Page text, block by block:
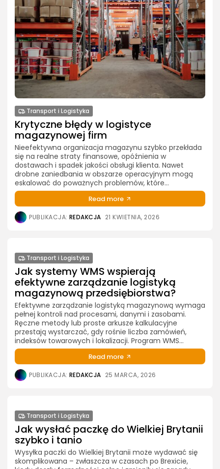
Transport i Logistyka
Krytyczne błędy w logistyce
magazynowej firm
Nieefektywna organizacja magazynu szybko przekłada
się na realne straty finansowe, opóźnienia w
dostawach i spadek jakości obsługi klienta. Nawet
drobne zaniedbania w obszarze operacyjnym mogą
eskalować do poważnych problemów, które...
Read more
PUBLIKACJA: REDAKCJA 21 KWIETNIA, 2026
Transport i Logistyka
Jak systemy WMS wspierają
efektywne zarządzanie logistyką
magazynową przedsiębiorstwa?
Efektywne zarządzanie logistyką magazynową wymaga
pełnej kontroli nad procesami, danymi i zasobami.
Ręczne metody lub proste arkusze kalkulacyjne
przestają wystarczać, gdy rośnie liczba zamówień,
indeksów towarowych i lokalizacji. Program WMS...
Read more
PUBLIKACJA: REDAKCJA 25 MARCA, 2026
Transport i Logistyka
Jak wysłać paczkę do Wielkiej Brytanii
szybko i tanio
Wysyłka paczki do Wielkiej Brytanii może wydawać się
skomplikowana – zwłaszcza w czasach po Brexicie,